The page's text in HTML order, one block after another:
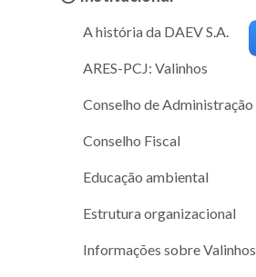
A história da DAEV S.A.
ARES-PCJ: Valinhos
Conselho de Administração
Conselho Fiscal
Educação ambiental
Estrutura organizacional
Informações sobre Valinhos